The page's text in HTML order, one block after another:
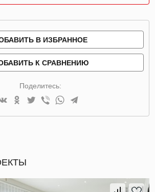
В ИЗБРАННОЕ
К СРАВНЕНИЮ
Поделитесь: